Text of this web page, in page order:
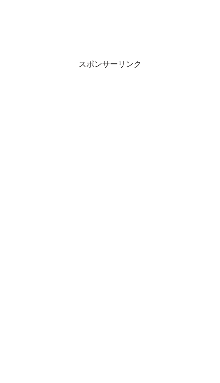
スポンサーリンク